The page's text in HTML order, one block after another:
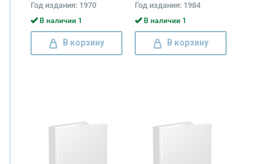
Гречко, Иван Баграмян,
Иван Конев, Константин
Рокоссовский
Год издания: 1970
В наличии 1
В корзину
принято так. Об
английских обычаях
Татьяна Химунина,
Наталия Конон, Ирина
Уолш
Год издания: 1984
В наличии 1
В корзину